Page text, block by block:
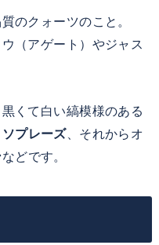
のクォーツのこと。
（アゲート）やジャス
くて白い縞模様のある
ソプレーズ、それからオ
などです。